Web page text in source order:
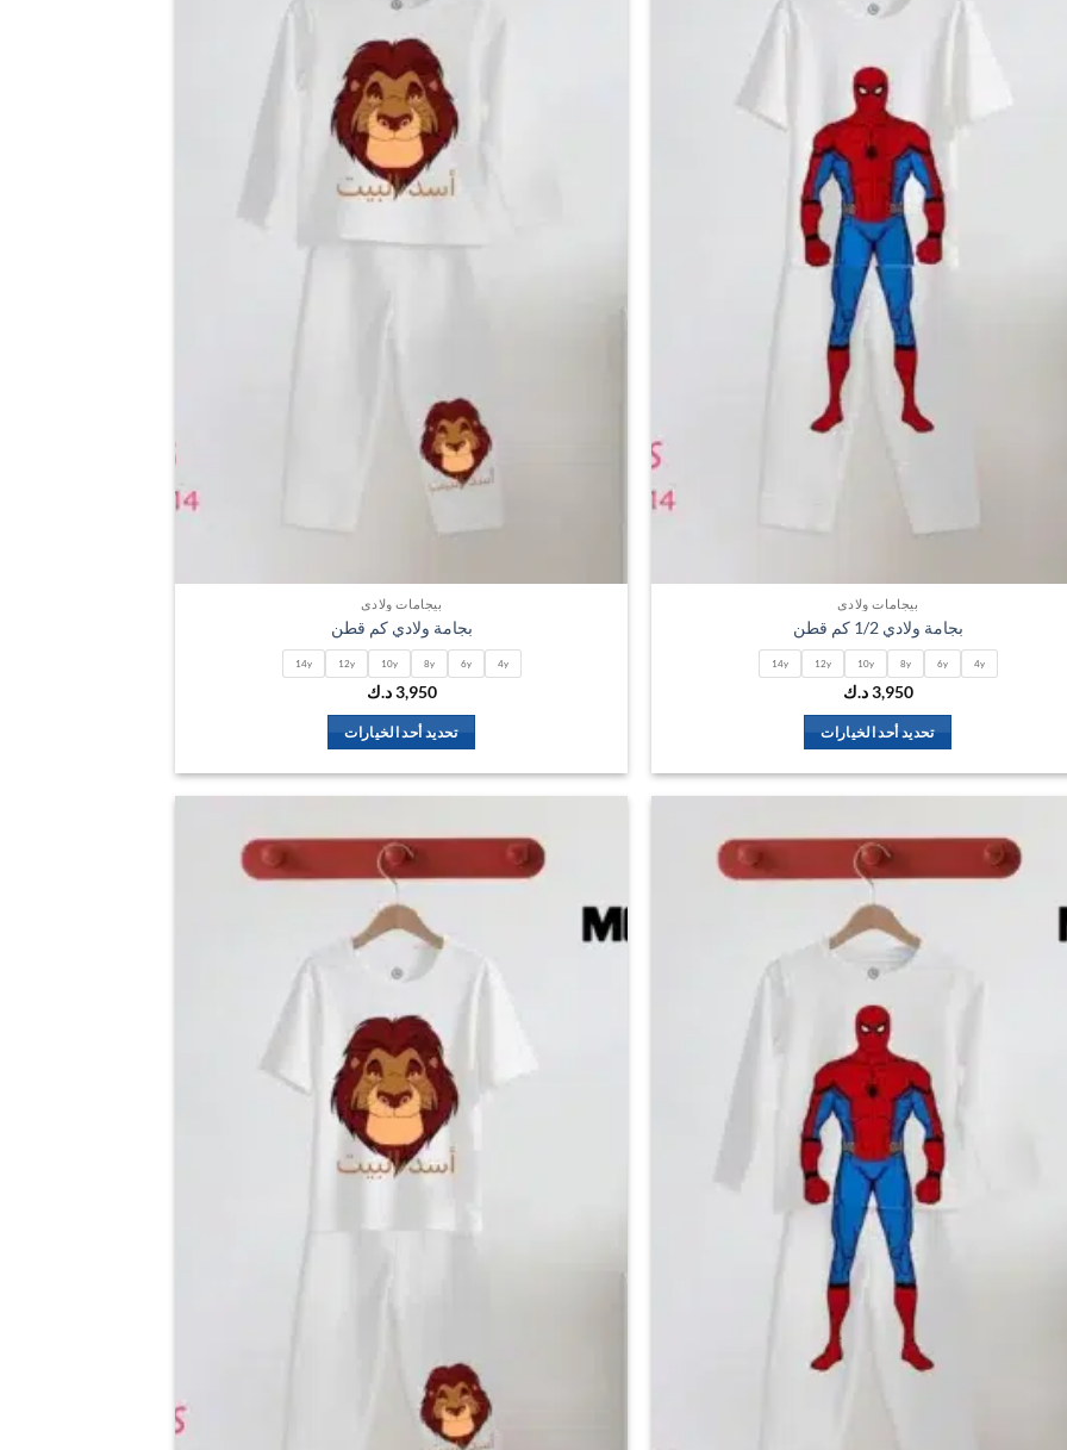
اختيار
على
صفحة
المنتج
اختيار
الخيارات
على
صفحة
المنتج
بيجامات ولادي
بجامة ولادي 1/2 كم قطن
4y
6y
8y
10y
12y
14y
3,950 د.ك
تحديد أحد الخيارات
الأشكال
المختلفة
لهذا
المنتج.
اختيار
الخيارات
على
صفحة
المنتج
بيجامات ولادي
بجامة ولادي كم قطن
4y
6y
8y
10y
12y
14y
3,950 د.ك
تحديد أحد الخيارات
الأشكال
المختلفة
لهذا
المنتج.
اختيار
على
صفحة
المنتج